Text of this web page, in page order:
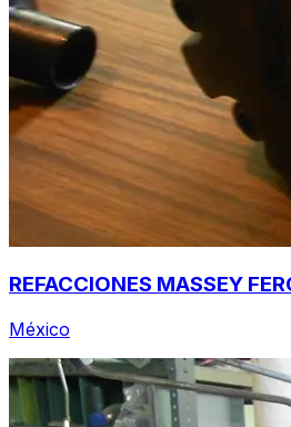
REFACCIONES MASSEY
México